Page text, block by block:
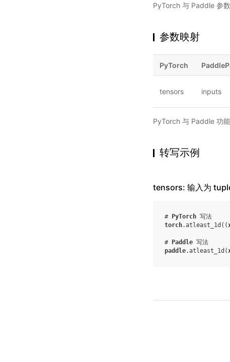
PyTorch 与 Paddle 参
参数映射
PyTorch
tensors inputs
PyTorch 与 Paddle 功
转写示例
tensors: 输入为
# PyTorch 写法
torch.atleast_1d ((
# Paddle 写法
paddle.atleast_1d (